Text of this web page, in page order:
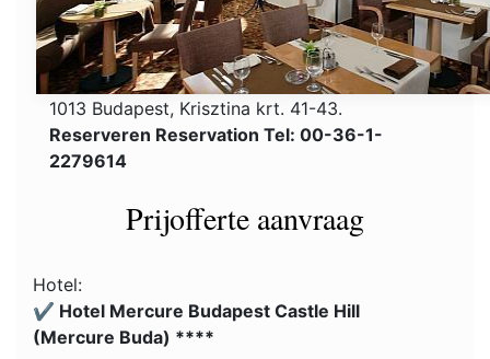
1013 Budapest, Krisztina krt. 41-43.
Reserveren Reservation Tel: 00-36-1-
2279614
Prijofferte aanvraag
Hotel:
✔️ Hotel Mercure Budapest Castle Hill
(Mercure Buda) ****